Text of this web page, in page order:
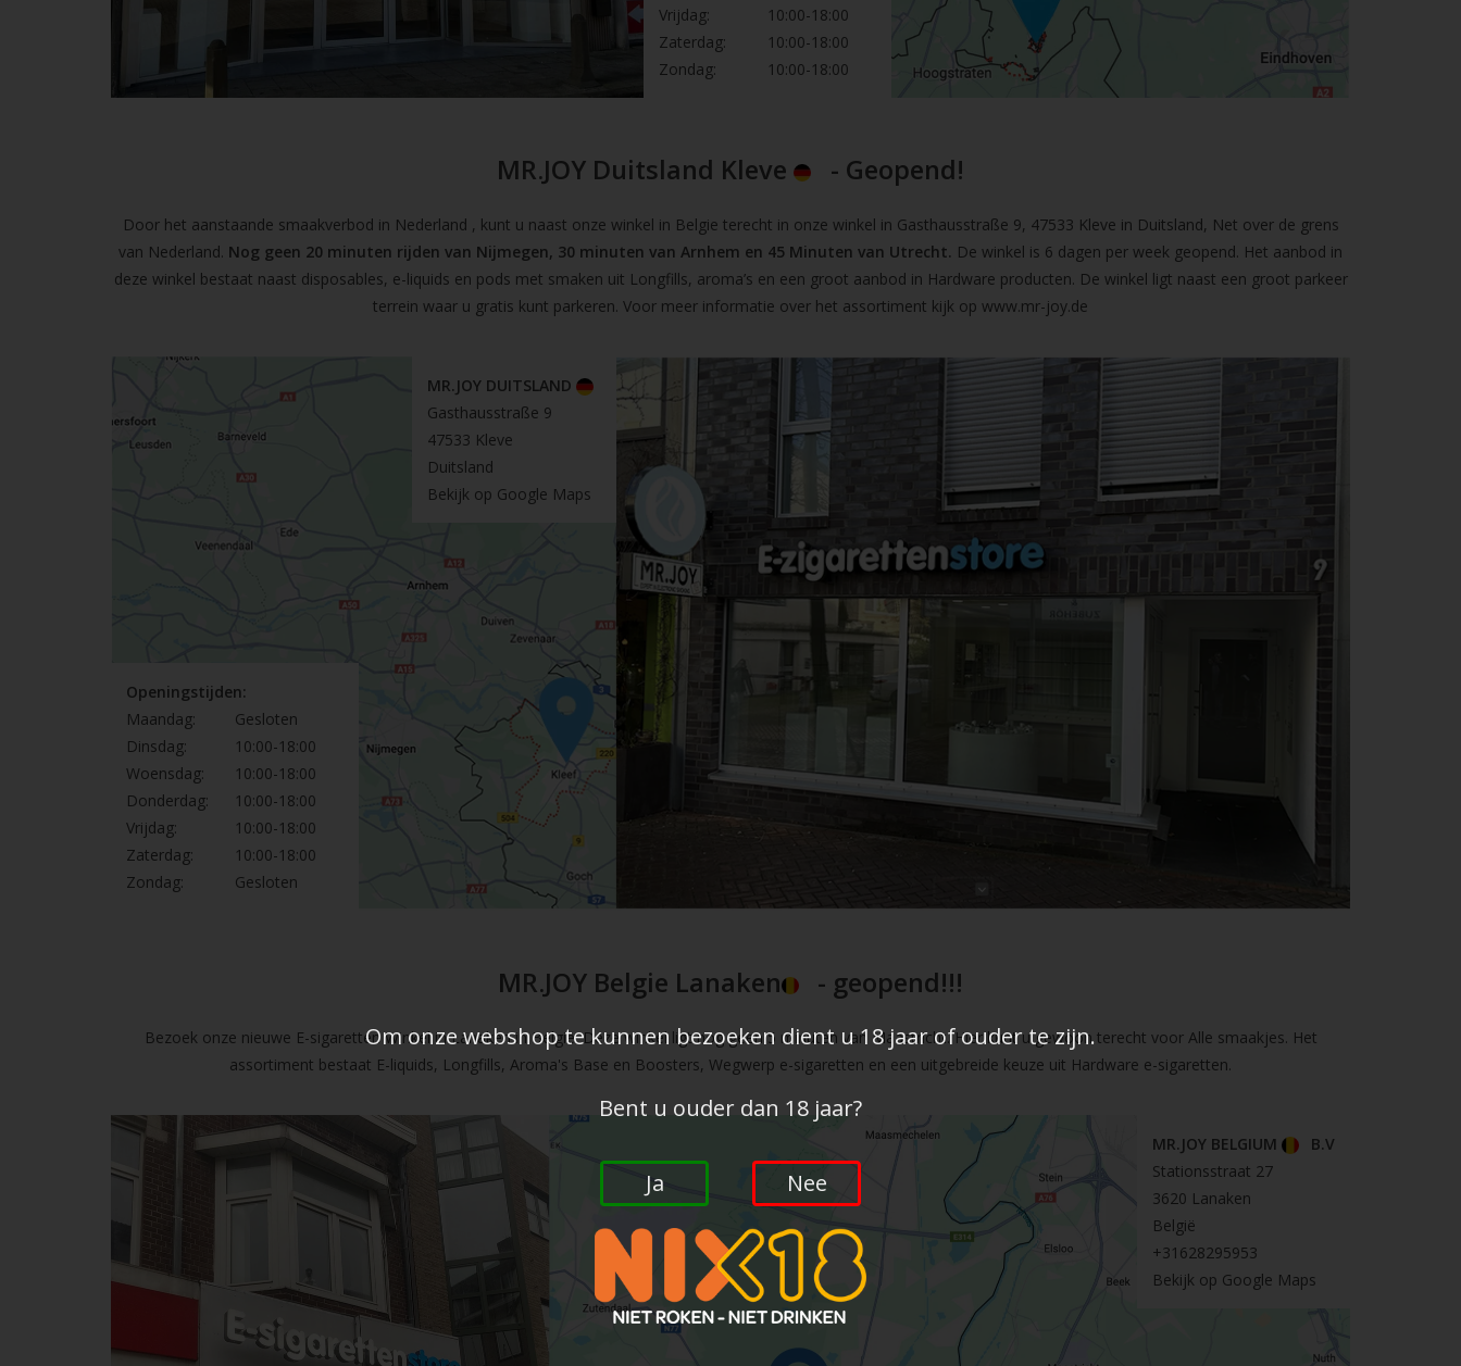
Vrijdag:
10:00-18:00
Zaterdag:
10:00-18:00
Zondag:
10:00-18:00
MR.JOY Duitsland Kleve - Geopend!
Door het aanstaande smaakverbod in Nederland , kunt u naast onze winkel in Belgie terecht in onze winkel in Gasthausstraße 9, 47533 Kleve in Duitsland, Net over de grens
van Nederland. Nog geen 20 minuten rijden van Nijmegen, 30 minuten van Arnhem en 45 Minuten van Utrecht. De winkel is 6 dagen per week geopend. Het aanbod in
deze winkel bestaat naast disposables, e-liquids en pods met smaken uit Longfills, aroma’s en een groot aanbod in Hardware producten. De winkel ligt naast een groot parkeer
terrein waar u gratis kunt parkeren. Voor meer informatie over het assortiment kijk op www.mr-joy.de
MR.JOY DUITSLAND
Gasthausstraße 9
47533 Kleve
Duitsland
Bekijk op Google Maps
Openingstijden:
Maandag:
Gesloten
Dinsdag:
10:00-18:00
Woensdag:
10:00-18:00
Donderdag:
10:00-18:00
Vrijdag:
10:00-18:00
Zaterdag:
10:00-18:00
Zondag:
Gesloten
MR.JOY Belgie Lanaken - geopend!!!
Bezoek onze nieuwe E-sigaretten Winkel in Lanaken in Belgie. Deze winkel ligt nog geen 5 minuten van Maastricht. Hier kunt u gewoon terecht voor Alle smaakjes. Het
assortiment bestaat E-liquids, Longfills, Aroma's Base en Boosters, Wegwerp e-sigaretten en een uitgebreide keuze uit Hardware e-sigaretten.
MR.JOY BELGIUM
B.V
Stationsstraat 27
3620 Lanaken
België
+31628295953
Bekijk op Google Maps
Om onze webshop te kunnen bezoeken dient u 18 jaar of ouder te zijn.
Bent u ouder dan 18 jaar?
Ja Nee